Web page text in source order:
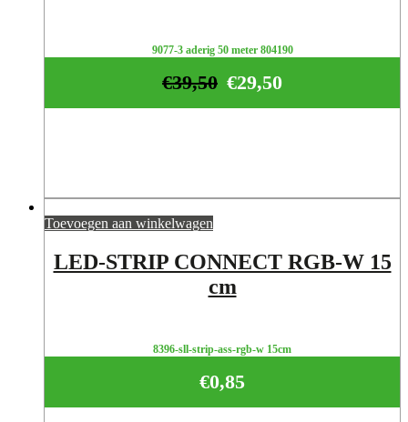
9077-3 aderig 50 meter 804190
€29,50
€39,50
Toevoegen aan winkelwagen
LED-STRIP CONNECT RGB-W 15
cm
8396-sll-strip-ass-rgb-w 15cm
€0,85